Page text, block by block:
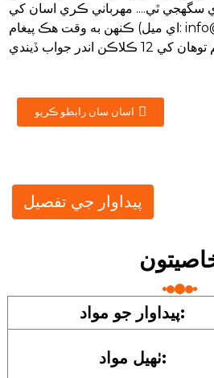
ٿي.... مهرباني ڪري اسان کي
ڪنهن به وقت هڪ پيغام (اي ميل: info@ansixtech.com)
اسان سان رابطو ڪريو
پيداوار جي تفصيل
پيداوار جو مواد:
ٺهيل مواد: